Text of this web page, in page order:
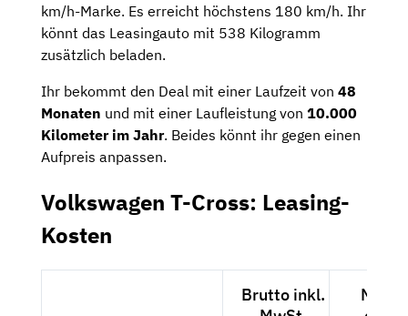
km/h-Marke. Es erreicht höchstens 180 km/h. Ihr
könnt das Leasingauto mit 538 Kilogramm
zusätzlich beladen.
Ihr bekommt den Deal mit einer Laufzeit von 48
Monaten und mit einer Laufleistung von 10.000
Kilometer im Jahr. Beides könnt ihr gegen einen
Aufpreis anpassen.
Volkswagen T-Cross: Leasing-
Kosten
Brutto inkl.
Netto